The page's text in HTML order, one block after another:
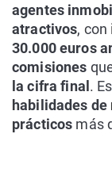
agentes
atractivos, con
30.000 euros
comisiones
la cifra final .
habilidades
prácticos más